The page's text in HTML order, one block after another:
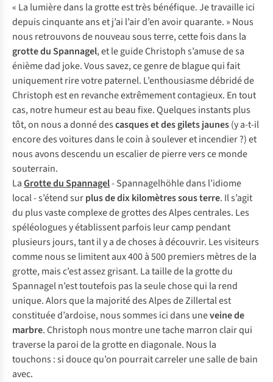
« La lumière dans la grotte est très bénéfique. Je travaille ici
depuis cinquante ans et j’ai l’air d’en avoir quarante. » Nous
nous retrouvons de nouveau sous terre, cette fois dans la
grotte du Spannagel, et le guide Christoph s’amuse de sa
énièmedad joke. Vous savez, ce genre de blague qui fait
uniquement rire votre paternel. L’enthousiasme débridé de
Christoph est en revanche extrêmement contagieux. En tout
cas, notre humeur est au beau fixe. Quelques instants plus
tôt, on nous a donné descasques et des gilets jaunes(y a-t-il
encore des voitures dans le coin à soulever et incendier ?) et
nous avons descendu un escalier de pierre vers ce monde
souterrain.
LaGrotte du Spannagel-Spannagelhöhledans l’idiome
local - s’étend surplus de dix kilomètressous terre. Il s’agit
du plus vaste complexe de grottes des Alpes centrales. Les
spéléologues y établissent parfois leur camp pendant
plusieurs jours, tant il y a de choses à découvrir. Les visiteurs
comme nous se limitent aux 400 à 500 premiers mètres de la
grotte, mais c’est assez grisant. La taille de la grotte du
Spannagel n’est toutefois pas la seule chose qui la rend
unique. Alors que la majorité des Alpes de Zillertal est
constituée d’ardoise, nous sommes ici dans uneveine de
marbre. Christoph nous montre une tache marron clair qui
traverse la paroi de la grotte en diagonale. Nous la
touchons : si douce qu’on pourrait carreler une salle de bain
avec.